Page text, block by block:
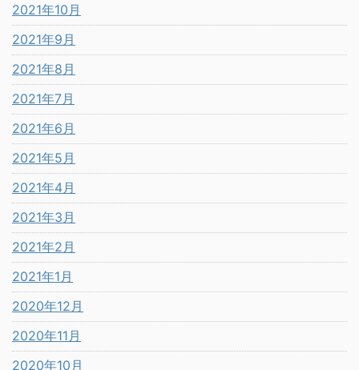
2021年10月
2021年9月
2021年8月
2021年7月
2021年6月
2021年5月
2021年4月
2021年3月
2021年2月
2021年1月
2020年12月
2020年11月
2020年10月